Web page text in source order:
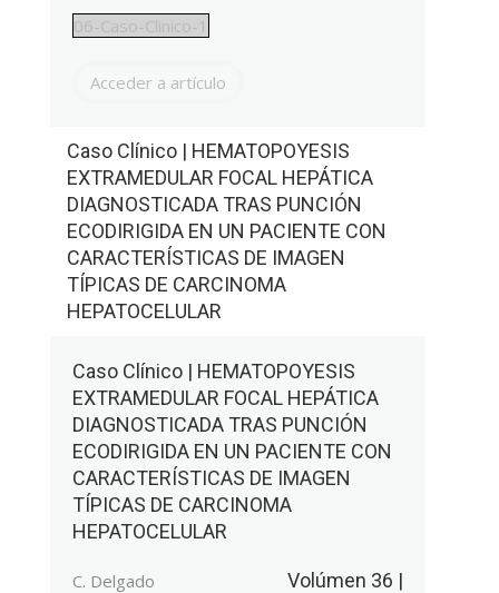
06-Caso-Clinico-1
Acceder a artículo
Caso Clínico | HEMATOPOYESIS
EXTRAMEDULAR FOCAL HEPÁTICA
DIAGNOSTICADA TRAS PUNCIÓN
ECODIRIGIDA EN UN PACIENTE CON
CARACTERÍSTICAS DE IMAGEN
TÍPICAS DE CARCINOMA
HEPATOCELULAR
Caso Clínico | HEMATOPOYESIS
EXTRAMEDULAR FOCAL HEPÁTICA
DIAGNOSTICADA TRAS PUNCIÓN
ECODIRIGIDA EN UN PACIENTE CON
CARACTERÍSTICAS DE IMAGEN
TÍPICAS DE CARCINOMA
HEPATOCELULAR
C. Delgado
Volúmen 36 |